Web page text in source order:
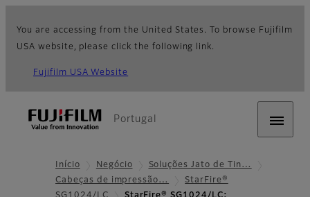
You are accessing from the United States. To browse Fujifilm
USA website, please click the following link.
Fujifilm USA Website
Portugal
Início Negócio
Soluções Jato de Tin…
Cabeças de impressão…
StarFire®